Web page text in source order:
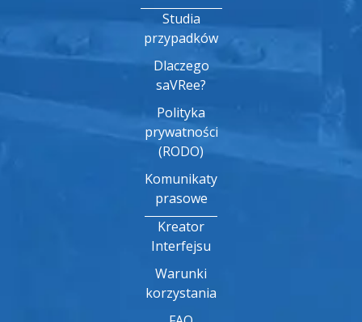
Studia
przypadków
Dlaczego
saVRee?
Polityka
prywatności
(RODO)
Komunikaty
prasowe
Kreator
Interfejsu
Warunki
korzystania